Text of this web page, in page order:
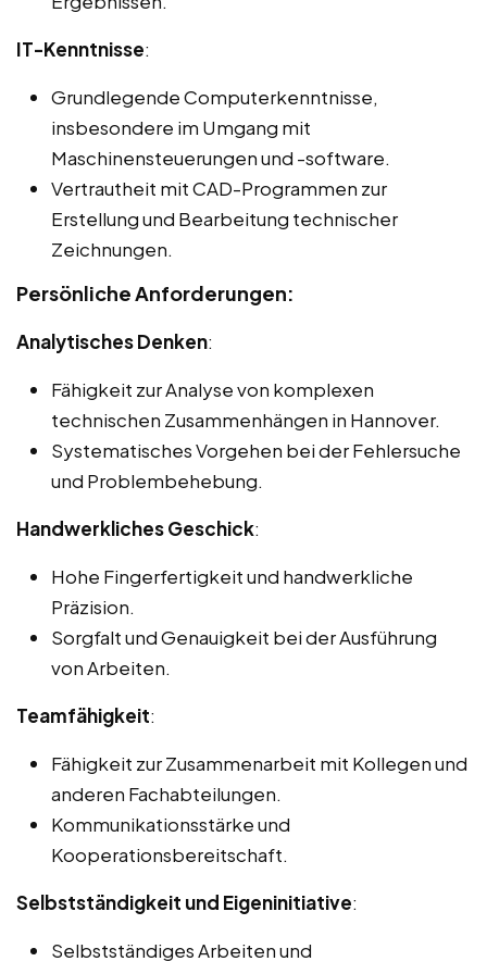
IT-Kenntnisse:
Grundlegende Computerkenntnisse,
insbesondere im Umgang mit
Maschinensteuerungen und -software.
Vertrautheit mit CAD-Programmen zur
Erstellung und Bearbeitung technischer
Zeichnungen.
Persönliche Anforderungen:
Analytisches Denken:
Fähigkeit zur Analyse von komplexen
technischen Zusammenhängen in Hannover.
Systematisches Vorgehen bei der Fehlersuche
und Problembehebung.
Handwerkliches Geschick:
Hohe Fingerfertigkeit und handwerkliche
Präzision.
Sorgfalt und Genauigkeit bei der Ausführung
von Arbeiten.
Teamfähigkeit:
Fähigkeit zur Zusammenarbeit mit Kollegen und
anderen Fachabteilungen.
Kommunikationsstärke und
Kooperationsbereitschaft.
Selbstständigkeit und Eigeninitiative:
Selbstständiges Arbeiten und